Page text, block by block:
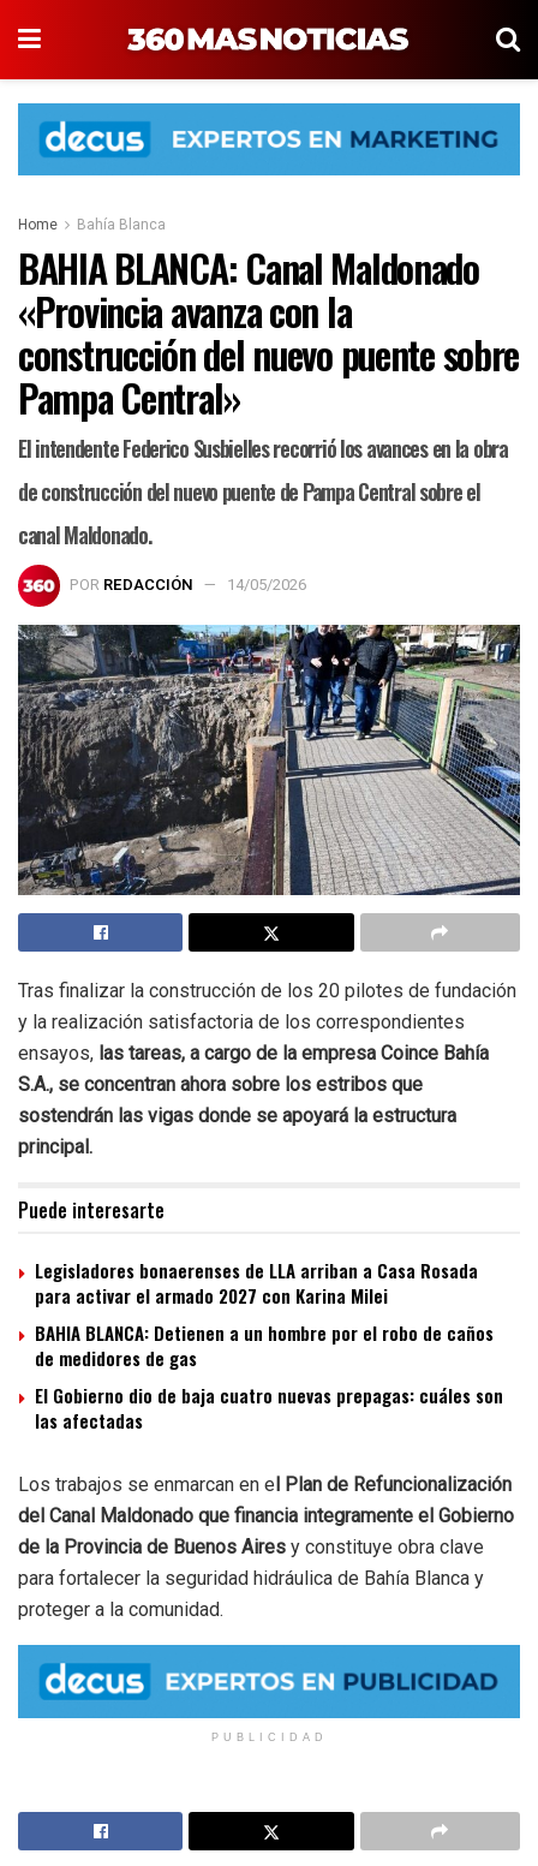
Home Bahía Blanca
BAHIA BLANCA: Canal Maldonado
«Provincia avanza con la
construcción del nuevo puente sobre
Pampa Central»
El intendente Federico Susbielles recorrió los avances en la obra
de construcción del nuevo puente de Pampa Central sobre el
canal Maldonado.
POR REDACCIÓN 14/05/2026
Tras finalizar la construcción de los 20 pilotes de fundación
y la realización satisfactoria de los correspondientes
ensayos, las tareas, a cargo de la empresa Coince Bahía
S.A., se concentran ahora sobre los estribos que
sostendrán las vigas donde se apoyará la estructura
principal.
Puede interesarte
Legisladores bonaerenses de LLA arriban a Casa Rosada
para activar el armado 2027 con Karina Milei
BAHIA BLANCA: Detienen a un hombre por el robo de caños
de medidores de gas
El Gobierno dio de baja cuatro nuevas prepagas: cuáles son
las afectadas
Los trabajos se enmarcan en e l Plan de Refuncionalización
del Canal Maldonado que financia integramente el Gobierno
de la Provincia de Buenos Aires y constituye obra clave
para fortalecer la seguridad hidráulica de Bahía Blanca y
proteger a la comunidad.
PUBLICIDAD